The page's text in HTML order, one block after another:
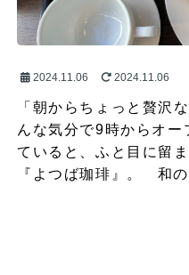
2024.11.06 2024.11.06
「朝からちょっと贅沢
んな気分で9時からオー
ていると、ふと目に留
『よつば珈琲』。 和